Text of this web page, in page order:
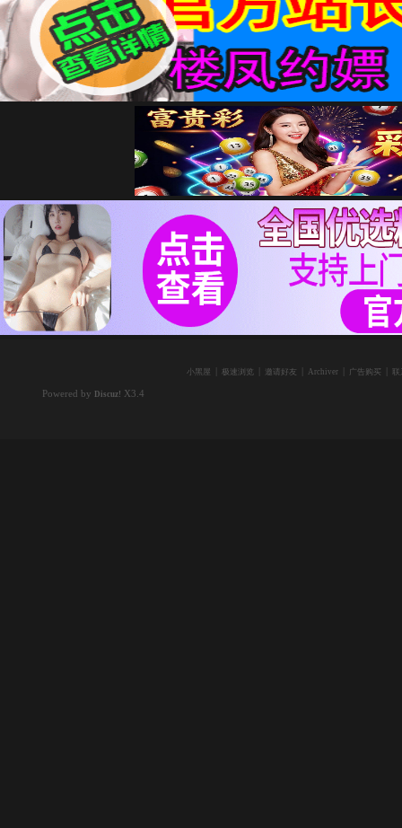
小黑屋 极速浏览 邀请好友 Archiver 广告购买
Powered by Discuz! X3.4